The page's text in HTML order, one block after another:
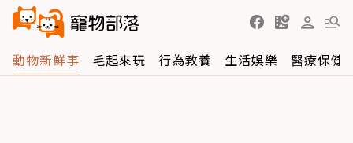
動物新鮮事 毛起來玩 行為教養 生活娛樂 醫療保健